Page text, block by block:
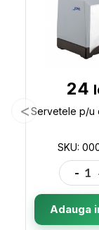
24
SKU:
-
Adauga